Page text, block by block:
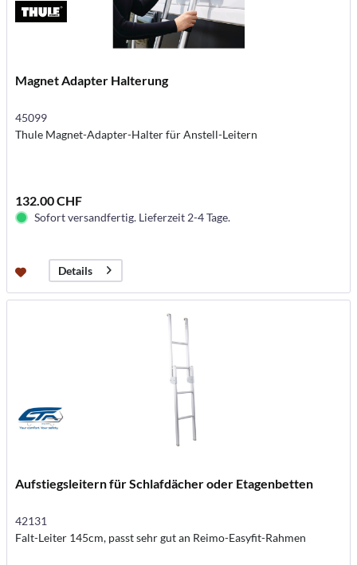
Magnet Adapter Halterung
45099
Thule Magnet-Adapter-Halter für Anstell-Leitern
132.00 CHF
Sofort versandfertig. Lieferzeit 2-4 Tage.
Details
Aufstiegsleitern für Schlafdächer oder Etagenbetten
42131
Falt-Leiter 145cm, passt sehr gut an Reimo-Easyfit-Rahmen